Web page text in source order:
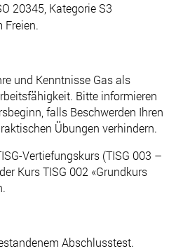
20345, Kategorie S3
Freien.
und Kenntnisse Gas als
Bitte informieren
falls Beschwerden Ihren
Übungen verhindern.
Vertiefungskurs (TISG 003 –
Kurs TISG 002 «Grundkurs
Abschlusstest.